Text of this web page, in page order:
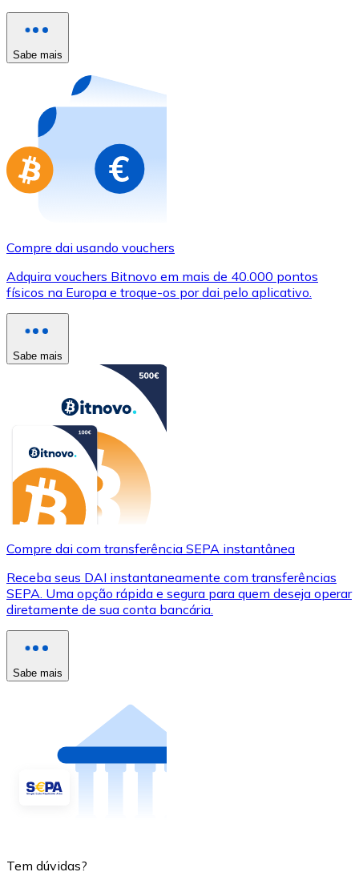
Comprar com cartão
Loja - Cartões-presente
Compre cartões-presente das suas marcas favoritas
Ir para a loja de cartões-presente
Sabe mais
Compre dai usando vouchers
Adquira vouchers Bitnovo em mais de 40.000 pontos
físicos na Europa e troque-os por dai pelo aplicativo.
Sabe mais
Compre dai com transferência SEPA instantânea
Receba seus DAI instantaneamente com transferências
SEPA. Uma opção rápida e segura para quem deseja operar
diretamente de sua conta bancária.
Sabe mais
Tem dúvidas?